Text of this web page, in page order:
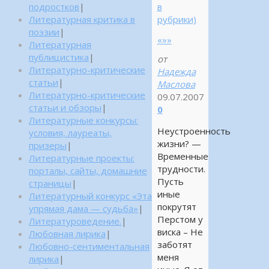
в
рубрики)
«»»
от
Надежда
Маслова
09.07.2007
0
Неустроенность
жизни? —
Временные
трудности.
Пусть
иные
покрутят
Перстом у
виска – Не
заботят
меня
подростков |
Литературная критика в
поэзии |
Литературная
публицистика |
Литературно-критические
статьи |
Литературно-критические
статьи и обзоры |
Литературные конкурсы:
условия, лауреаты,
призеры |
Литературные проекты:
порталы, сайты, домашние
страницы |
Литературный конкурс «Эта
упрямая дама — судьба» |
Литературоведение. |
Любовная лирика |
Любовно-сентиментальная
лирика |